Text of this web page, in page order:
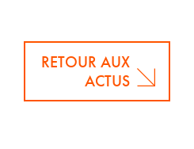
RETOUR AUX
ACTUS